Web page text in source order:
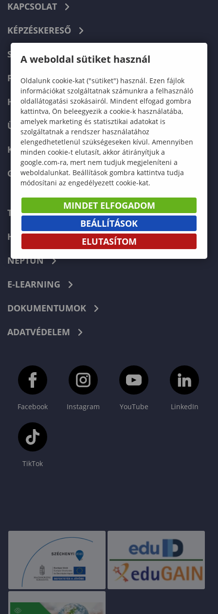
KAPCSOLAT
KÉPZÉSKERESŐ
SZERVEZETI FELÉPÍTÉS
FELVÉTELIZŐKNEK
HALLGATÓKNAK
ÜZLETI PARTNEREKNEK
KARRIER
GREEN UNIVERSITY
TELEFONKÖNYV
HIBABEJELENTÉS
NEPTUN
E-LEARNING
DOKUMENTUMOK
ADATVÉDELEM
Facebook Instagram YouTube LinkedIn
TikTok
A weboldal sütiket használ
Oldalunk cookie-kat ("sütiket") használ. Ezen fájlok
információkat szolgáltatnak számunkra a felhasználó
oldallátogatási szokásairól. Mindent elfogad gombra
kattintva, Ön beleegyezik a cookie-k használatába,
amelyek marketing és statisztikai adatokat is
szolgáltatnak a rendszer használatához
elengedhetetlenül szükségeseken kívül. Amennyiben
minden cookie-t elutasít, akkor átirányítjuk a
google.com-ra, mert nem tudjuk megjeleníteni a
weboldalunkat. Beállítások gombra kattintva tudja
módosítani az engedélyezett cookie-kat.
MINDET ELFOGADOM
BEÁLLÍTÁSOK
ELUTASÍTOM